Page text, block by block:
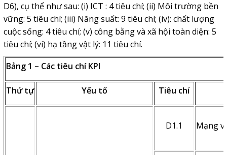
D6), cụ thể như sau: (i) ICT : 4 tiêu chí; (ii) Môi trường bền
vững: 5 tiêu chí; (iii) Năng suất: 9 tiêu chí; (iv): chất lượng
cuộc sống: 4 tiêu chí; (v) công bằng và xã hội toàn diện: 5
tiêu chí; (vi) hạ tầng vật lý: 11 tiêu chí.
Bảng 1 – Các tiêu chí KPI
Thứ tự Yếu tố Tiêu chí
D1.1 Mạng